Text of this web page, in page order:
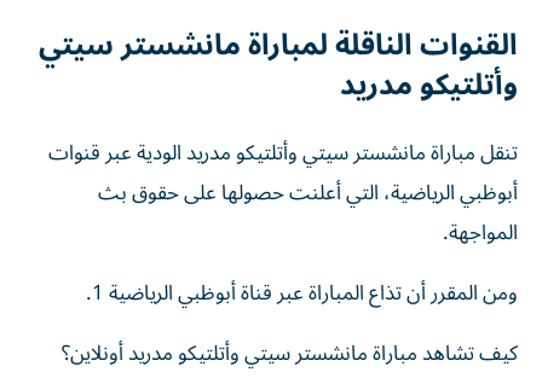
القنوات الناقلة لمباراة مانشستر سيتي
وأتلتيكو مدريد
تنقل مباراة مانشستر سيتي وأتلتيكو مدريد الودية عبر قنوات
أبوظبي الرياضية، التي أعلنت حصولها على حقوق بث
المواجهة.
ومن المقرر أن تذاع المباراة عبر قناة أبوظبي الرياضية 1.
كيف تشاهد مباراة مانشستر سيتي وأتلتيكو مدريد أونلاين؟